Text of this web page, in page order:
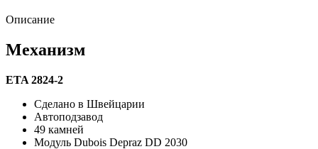
Описание
Механизм
ETA 2824-2
Сделано в Швейцарии
Автоподзавод
49 камней
Модуль Dubois Depraz DD 2030